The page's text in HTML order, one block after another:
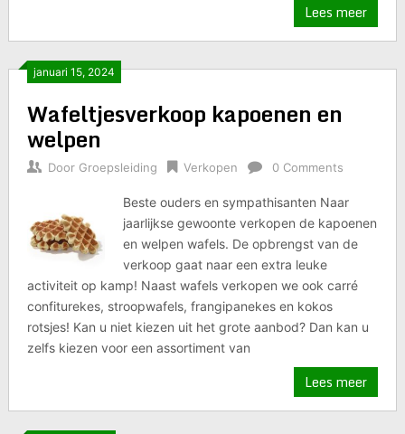
Lees meer
januari 15, 2024
Wafeltjesverkoop kapoenen en
welpen
Door Groepsleiding Verkopen 0 Comments
Beste ouders en sympathisanten Naar
jaarlijkse gewoonte verkopen de kapoenen
en welpen wafels. De opbrengst van de
verkoop gaat naar een extra leuke
activiteit op kamp! Naast wafels verkopen we ook carré
confiturekes, stroopwafels, frangipanekes en kokos
rotsjes! Kan u niet kiezen uit het grote aanbod? Dan kan u
zelfs kiezen voor een assortiment van
Lees meer